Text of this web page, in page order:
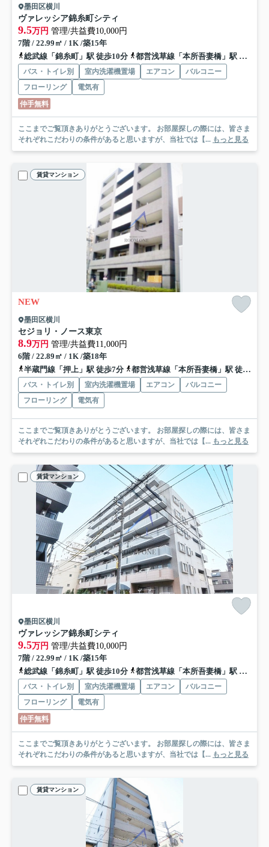
墨田区横川
ヴァレッシア錦糸町シティ
9.5万円 管理/共益費10,000円
7階 / 22.99㎡ / 1K /築15年
総武線「錦糸町」駅 徒歩10分
都営浅草線「本所吾妻橋」駅 徒歩14分
バス・トイレ別 室内洗濯機置場 エアコン
バルコニー
フローリング
電気有
仲手無料
ここまでご覧頂きありがとうございます。 お部屋探しの際には、皆さま
それぞれこだわりの条件があると思いますが、当社では【... もっと見る
賃貸マンション
NEW
墨田区横川
セジョリ・ノース東京
8.9万円 管理/共益費11,000円
6階 / 22.89㎡ / 1K /築18年
半蔵門線「押上」駅 徒歩7分
都営浅草線「本所吾妻橋」駅 徒歩13分
バス・トイレ別 室内洗濯機置場 エアコン
バルコニー
フローリング
電気有
ここまでご覧頂きありがとうございます。 お部屋探しの際には、皆さま
それぞれこだわりの条件があると思いますが、当社では【... もっと見る
賃貸マンション
墨田区横川
ヴァレッシア錦糸町シティ
9.5万円 管理/共益費10,000円
7階 / 22.99㎡ / 1K /築15年
総武線「錦糸町」駅 徒歩10分
都営浅草線「本所吾妻橋」駅 徒歩14分
バス・トイレ別 室内洗濯機置場 エアコン
バルコニー
フローリング
電気有
仲手無料
ここまでご覧頂きありがとうございます。 お部屋探しの際には、皆さま
それぞれこだわりの条件があると思いますが、当社では【... もっと見る
賃貸マンション